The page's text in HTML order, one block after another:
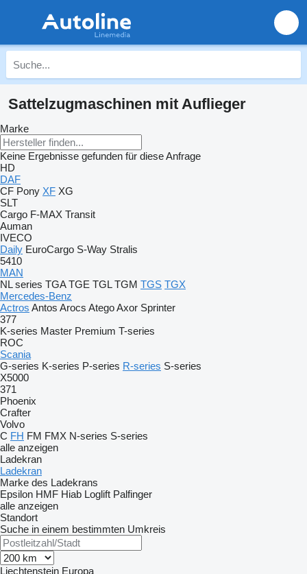
Sattelzugmaschinen mit Auflieger
Marke
Keine Ergebnisse gefunden für diese Anfrage
HD
DAF
CF Pony XF XG
SLT
Cargo F-MAX Transit
Auman
IVECO
Daily EuroCargo S-Way Stralis
5410
MAN
NL series TGA TGE TGL TGM TGS TGX
Mercedes-Benz
Actros Antos Arocs AtegoAxor Sprinter
377
K-series Master Premium T-series
ROC
Scania
G-series K-series P-series R-series S-series
X5000
371
Phoenix
Crafter
Volvo
C FH FM FMX N-series S-series
alle anzeigen
Ladekran
Ladekran
Marke des Ladekrans
Epsilon HMF Hiab Loglift Palfinger
alle anzeigen
Standort
Suche in einem bestimmten Umkreis
Liechtenstein Europa